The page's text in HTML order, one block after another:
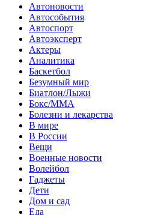
Автоновости
Автособытия
Автоспорт
Автоэксперт
Актеры
Аналитика
Баскетбол
Безумный мир
Биатлон/Лыжи
Бокс/MMA
Болезни и лекарства
В мире
В России
Вещи
Военные новости
Волейбол
Гаджеты
Дети
Дом и сад
Еда